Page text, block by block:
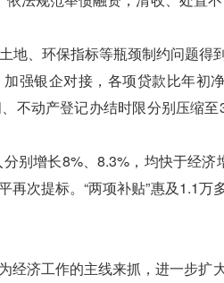
、环保指标等瓶颈制约问题得
强银企对接，各项贷款比年初
不动产登记办结时限分别压缩
增长8%、8.3%，均快于经济
次提标。“两项补贴”惠及1.1万
济工作的主线来抓，进一步扩